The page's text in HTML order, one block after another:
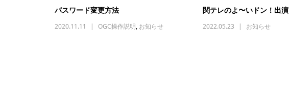
パスワード変更方法
2020.11.11 OGC操作説明, お知らせ
関テレのよ〜いドン！出演
2022.05.23 お知らせ